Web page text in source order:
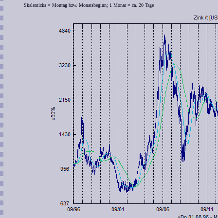
Skalenticks = Montag bzw. Monatsbeginn; 1 Monat = ca. 20 Tage